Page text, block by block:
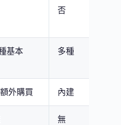
否
基本 多種
外購買 內建
無